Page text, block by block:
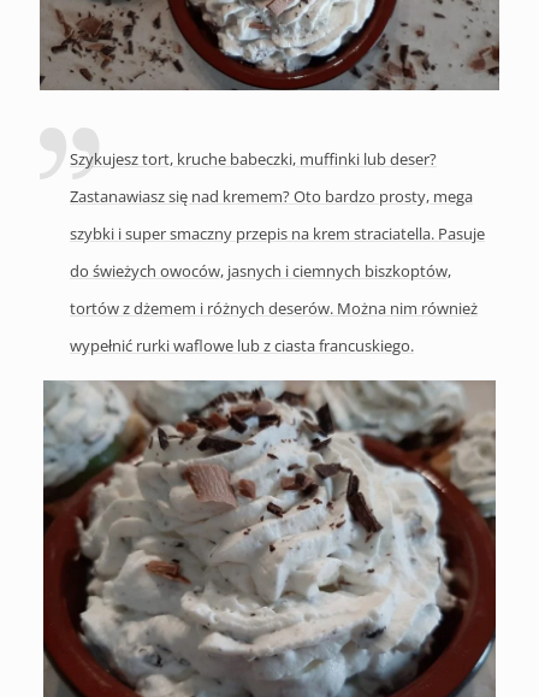
Szykujesz tort, kruche babeczki, muffinki lub deser?
Zastanawiasz się nad kremem? Oto bardzo prosty, mega
szybki i super smaczny przepis na krem straciatella. Pasuje
do świeżych owoców, jasnych i ciemnych biszkoptów,
tortów z dżemem i różnych deserów. Można nim również
wypełnić rurki waflowe lub z ciasta francuskiego.